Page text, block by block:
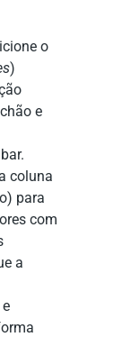
o
)
e
coluna
para
com
a